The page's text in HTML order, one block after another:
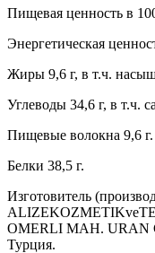
Пищевая ценность в
Энергетическая
Жиры 9,6 г, в т.ч.
Углеводы 34,6 г, в т.ч.
Пищевые волокна 9,6 г.
Белки 38,5 г.
Изготовитель
ALIZEKOZMETIKve
OMERLI МАН. URAN
Турция.